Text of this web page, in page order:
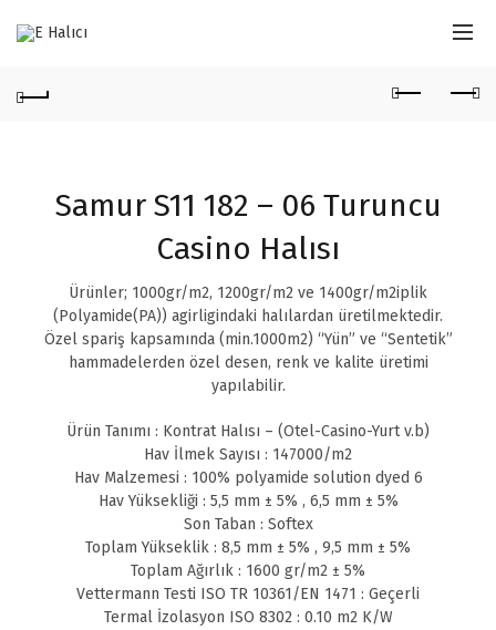
Samur S11 182 – 06 Turuncu
Casino Halısı
Ürünler; 1000gr/m2, 1200gr/m2 ve 1400gr/m2iplik
(Polyamide(PA)) agirligindaki halılardan üretilmektedir.
Özel spariş kapsamında (min.1000m2) “Yün” ve “Sentetik”
hammadelerden özel desen, renk ve kalite üretimi
yapılabilir.
Ürün Tanımı : Kontrat Halısı – (Otel-Casino-Yurt v.b)
Hav İlmek Sayısı : 147000/m2
Hav Malzemesi : 100% polyamide solution dyed 6
Hav Yüksekliği : 5,5 mm ± 5% , 6,5 mm ± 5%
Son Taban : Softex
Toplam Yükseklik : 8,5 mm ± 5% , 9,5 mm ± 5%
Toplam Ağırlık : 1600 gr/m2 ± 5%
Vettermann Testi ISO TR 10361/EN 1471 : Geçerli
Termal İzolasyon ISO 8302 : 0.10 m2 K/W